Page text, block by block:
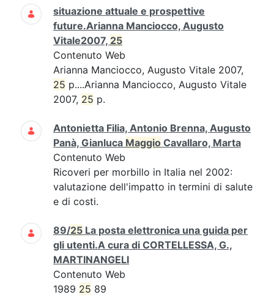
situazione attuale e prospettive
future.Arianna Manciocco, Augusto
Vitale2007, 25
Contenuto Web
Arianna Manciocco, Augusto Vitale 2007,
25 p....Arianna Manciocco, Augusto Vitale
2007, 25 p.
Antonietta Filia, Antonio Brenna, Augusto
Panà, Gianluca Maggio Cavallaro, Marta
Contenuto Web
Ricoveri per morbillo in Italia nel 2002:
valutazione dell'impatto in termini di salute
e di costi.
89/25 La posta elettronica una guida per
gli utenti.A cura di CORTELLESSA, G.,
MARTINANGELI
Contenuto Web
1989 25 89